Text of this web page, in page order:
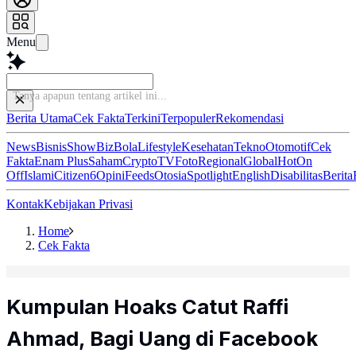
Menu
Tan
Berita UtamaCek FaktaTerkiniTerpopulerRekomendasi
NewsBisnisShowBizBolaLifestyleKesehatanTeknoOtomotifCek
FaktaEnam PlusSahamCryptoTVFotoRegionalGlobalHotOn
OffIslamiCitizen6OpiniFeedsOtosiaSpotlightEnglishDisabilitasBerita
KontakKebijakan Privasi
Home
Cek Fakta
Kumpulan Hoaks Catut Raffi
Ahmad, Bagi Uang di Facebook